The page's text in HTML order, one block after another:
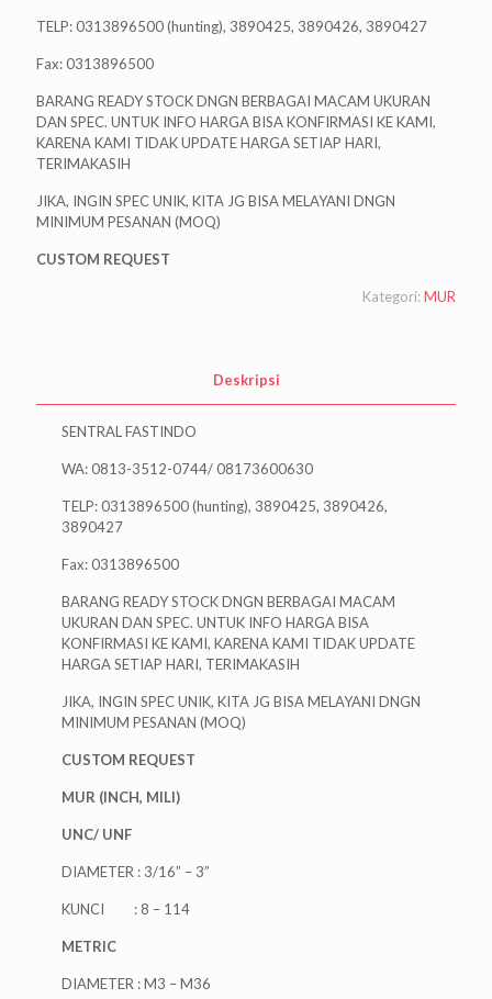
TELP: 0313896500 (hunting), 3890425, 3890426, 3890427
Fax: 0313896500
BARANG READY STOCK DNGN BERBAGAI MACAM UKURAN
DAN SPEC. UNTUK INFO HARGA BISA KONFIRMASI KE KAMI,
KARENA KAMI TIDAK UPDATE HARGA SETIAP HARI,
TERIMAKASIH
JIKA, INGIN SPEC UNIK, KITA JG BISA MELAYANI DNGN
MINIMUM PESANAN (MOQ)
CUSTOM REQUEST
Kategori:MUR
Deskripsi
SENTRAL FASTINDO
WA: 0813-3512-0744/ 08173600630
TELP: 0313896500 (hunting), 3890425, 3890426,
3890427
Fax: 0313896500
BARANG READY STOCK DNGN BERBAGAI MACAM
UKURAN DAN SPEC. UNTUK INFO HARGA BISA
KONFIRMASI KE KAMI, KARENA KAMI TIDAK UPDATE
HARGA SETIAP HARI, TERIMAKASIH
JIKA, INGIN SPEC UNIK, KITA JG BISA MELAYANI DNGN
MINIMUM PESANAN (MOQ)
CUSTOM REQUEST
MUR (INCH, MILI)
UNC/ UNF
DIAMETER : 3/16” – 3”
KUNCI : 8 – 114
METRIC
DIAMETER : M3 – M36